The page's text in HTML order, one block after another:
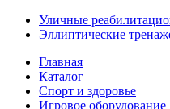
Уличные
Эллиптические
Главная
Каталог
Спорт и здоровье
Игровое